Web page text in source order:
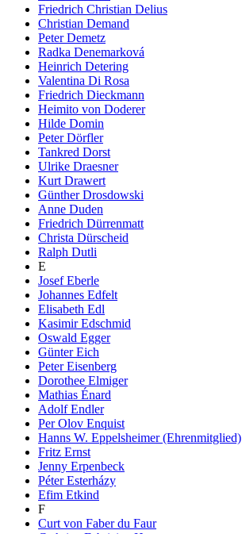
Friedrich Christian Delius
Christian Demand
Peter Demetz
Radka Denemarková
Heinrich Detering
Valentina Di Rosa
Friedrich Dieckmann
Heimito von Doderer
Hilde Domin
Peter Dörfler
Tankred Dorst
Ulrike Draesner
Kurt Drawert
Günther Drosdowski
Anne Duden
Friedrich Dürrenmatt
Christa Dürscheid
Ralph Dutli
E
Josef Eberle
Johannes Edfelt
Elisabeth Edl
Kasimir Edschmid
Oswald Egger
Günter Eich
Peter Eisenberg
Dorothee Elmiger
Mathias Énard
Adolf Endler
Per Olov Enquist
Hanns W. Eppelsheimer (Ehrenmitglied)
Fritz Ernst
Jenny Erpenbeck
Péter Esterházy
Efim Etkind
F
Curt von Faber du Faur